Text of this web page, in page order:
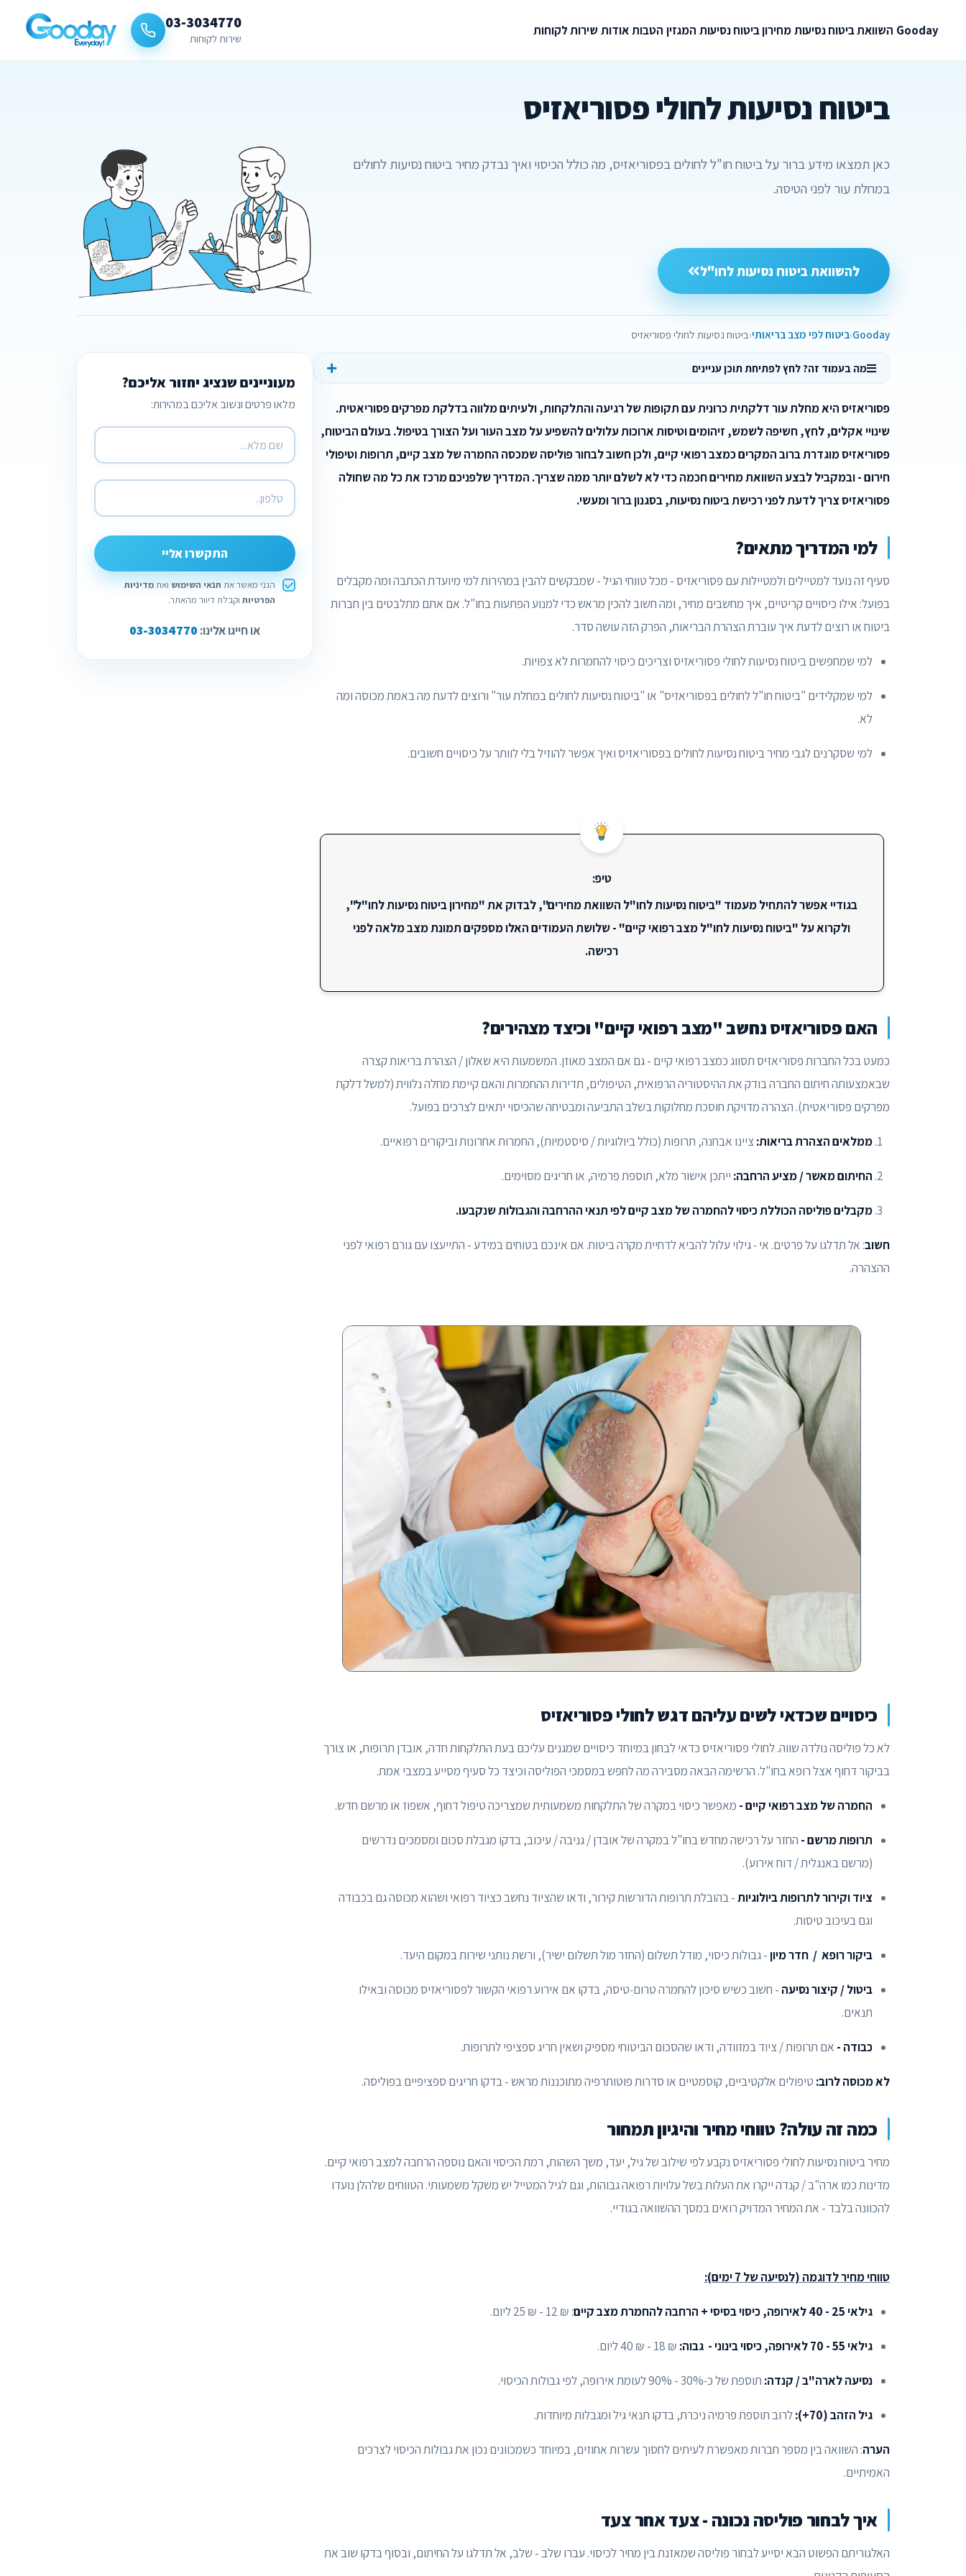
Gooday השוואת ביטוח נסיעותמחירון ביטוח נסיעות המגזין הטבותאודות שירות לקוחות 03-3034770
שירות לקוחות
ביטוח נסיעות לחולי פסוריאזיס
כאן תמצאו מידע ברור על ביטוח חו"ל לחולים בפסוריאזיס, מה כולל הכיסוי ואיך נבדק מחיר ביטוח נסיעות לחולים
במחלת עור לפני הטיסה.
להשוואת ביטוח נסיעות לחו"ל
Gooday ביטוח לפי מצב בריאותי ביטוח נסיעות לחולי פסוריאזיס
מה בעמוד זה? לחץ לפתיחת תוכן עניינים
פסוריאזיס היא מחלת עור דלקתית כרונית עם תקופות של רגיעה והתלקחות, ולעיתים מלווה בדלקת מפרקים פסוריאטית.
שינויי אקלים, לחץ, חשיפה לשמש, זיהומים וטיסות ארוכות עלולים להשפיע על מצב העור ועל הצורך בטיפול. בעולם הביטוח,
פסוריאזיס מוגדרת ברוב המקרים כמצב רפואי קיים, ולכן חשוב לבחור פוליסה שמכסה החמרה של מצב קיים, תרופות וטיפולי
חירום - ובמקביל לבצע השוואת מחירים חכמה כדי לא לשלם יותר ממה שצריך. המדריך שלפניכם מרכז את כל מה שחולה
פסוריאזיס צריך לדעת לפני רכישת ביטוח נסיעות, בסגנון ברור ומעשי.
למי המדריך מתאים?
סעיף זה נועד למטיילים ולמטיילות עם פסוריאזיס - מכל טווחי הגיל - שמבקשים להבין במהירות למי מיועדת הכתבה ומה מקבלים
בפועל: אילו כיסויים קריטיים, איך מחשבים מחיר, ומה חשוב להכין מראש כדי למנוע הפתעות בחו"ל. אם אתם מתלבטים בין חברות
ביטוח או רוצים לדעת איך עוברת הצהרת הבריאות, הפרק הזה עושה סדר.
למי שמחפשים ביטוח נסיעות לחולי פסוריאזיס וצריכים כיסוי להחמרות לא צפויות.
למי שמקלידים "ביטוח חו"ל לחולים בפסוריאזיס" או "ביטוח נסיעות לחולים במחלת עור" ורוצים לדעת מה באמת מכוסה ומה
לא.
למי שסקרנים לגבי מחיר ביטוח נסיעות לחולים בפסוריאזיס ואיך אפשר להוזיל בלי לוותר על כיסויים חשובים.
טיפ:
בגודיי אפשר להתחיל מעמוד "ביטוח נסיעות לחו"ל השוואת מחירים", לבדוק את "מחירון ביטוח נסיעות לחו"ל",
ולקרוא על "ביטוח נסיעות לחו"ל מצב רפואי קיים" - שלושת העמודים האלו מספקים תמונת מצב מלאה לפני
רכישה.
האם פסוריאזיס נחשב "מצב רפואי קיים" וכיצד מצהירים?
כמעט בכל החברות פסוריאזיס תסווג כמצב רפואי קיים - גם אם המצב מאוזן. המשמעות היא שאלון / הצהרת בריאות קצרה
שבאמצעותה חיתום החברה בודק את ההיסטוריה הרפואית, הטיפולים, תדירות ההחמרות והאם קיימת מחלה נלווית (למשל דלקת
מפרקים פסוריאטית). הצהרה מדויקת חוסכת מחלוקות בשלב התביעה ומבטיחה שהכיסוי יתאים לצרכים בפועל.
ממלאים הצהרת בריאות: ציינו אבחנה, תרופות (כולל ביולוגיות / סיסטמיות), החמרות אחרונות וביקורים רפואיים.
החיתום מאשר / מציע הרחבה: ייתכן אישור מלא, תוספת פרמיה, או חריגים מסוימים.
מקבלים פוליסה הכוללת כיסוי להחמרה של מצב קיים לפי תנאי ההרחבה והגבולות שנקבעו.
חשוב: אל תדלגו על פרטים. אי ‑ גילוי עלול להביא לדחיית מקרה ביטוח. אם אינכם בטוחים במידע - התייעצו עם גורם רפואי לפני
ההצהרה.
כיסויים שכדאי לשים עליהם דגש לחולי פסוריאזיס
לא כל פוליסה נולדה שווה. לחולי פסוריאזיס כדאי לבחון במיוחד כיסויים שמגנים עליכם בעת התלקחות חדה, אובדן תרופות, או צורך
בביקור דחוף אצל רופא בחו"ל. הרשימה הבאה מסבירה מה לחפש במסמכי הפוליסה וכיצד כל סעיף מסייע במצבי אמת.
החמרה של מצב רפואי קיים - מאפשר כיסוי במקרה של התלקחות משמעותית שמצריכה טיפול דחוף, אשפוז או מרשם חדש.
תרופות מרשם - החזר על רכישה מחדש בחו"ל במקרה של אובדן / גניבה / עיכוב, בדקו מגבלת סכום ומסמכים נדרשים
(מרשם באנגלית / דוח אירוע).
ציוד וקירור לתרופות ביולוגיות- בהובלת תרופות הדורשות קירור, ודאו שהציוד נחשב כציוד רפואי ושהוא מכוסה גם בכבודה
וגם בעיכוב טיסות.
ביקור רופא / חדר מיון- גבולות כיסוי, מודל תשלום (החזר מול תשלום ישיר), ורשת נותני שירות במקום היעד.
ביטול / קיצור נסיעה - חשוב כשיש סיכון להחמרה טרום‑טיסה, בדקו אם אירוע רפואי הקשור לפסוריאזיס מכוסה ובאילו
תנאים.
כבודה - אם תרופות / ציוד במזוודה, ודאו שהסכום הביטוחי מספיק ושאין חריג ספציפי לתרופות.
לא מכוסה לרוב: טיפולים אלקטיביים, קוסמטיים או סדרות פוטותרפיה מתוכננות מראש - בדקו חריגים ספציפיים בפוליסה.
כמה זה עולה? טווחי מחיר והיגיון תמחור
מחיר ביטוח נסיעות לחולי פסוריאזיס נקבע לפי שילוב של גיל, יעד, משך השהות, רמת הכיסוי והאם נוספה הרחבה למצב רפואי קיים.
מדינות כמו ארה"ב / קנדה ייקרו את העלות בשל עלויות רפואה גבוהות, וגם לגיל המטייל יש משקל משמעותי. הטווחים שלהלן נועדו
להכוונה בלבד - את המחיר המדויק רואים במסך ההשוואה בגודיי.
טווחי מחיר לדוגמה (לנסיעה של 7 ימים):
גילאי 25 - 40 לאירופה, כיסוי בסיסי + הרחבה להחמרת מצב קיים : ₪ 12 - ₪ 25 ליום.
גילאי 55 - 70 לאירופה, כיסוי בינוני - גבוה: ₪ 18 - ₪ 40 ליום.
נסיעה לארה"ב / קנדה: תוספת של כ‑30% - 90% לעומת אירופה, לפי גבולות הכיסוי.
גיל הזהב (70+): לרוב תוספת פרמיה ניכרת, בדקו תנאי גיל ומגבלות מיוחדות.
הערה: השוואה בין מספר חברות מאפשרת לעיתים לחסוך עשרות אחוזים, במיוחד כשמכוונים נכון את גבולות הכיסוי לצרכים
האמיתיים.
איך לבחור פוליסה נכונה - צעד אחר צעד
האלגוריתם הפשוט הבא יסייע לבחור פוליסה שמאזנת בין מחיר לכיסוי. עברו שלב - שלב, אל תדלגו על החיתום, ובסוף בדקו שוב את
מעוניינים שנציג יחזור אליכם?
מלאו פרטים ונשוב אליכם במהירות:
התקשרו אליי
הנני מאשר את תנאי השימוש ואתמדיניות
הפרטיות וקבלת דיוור מהאתר.
או חייגו אלינו: 03-3034770